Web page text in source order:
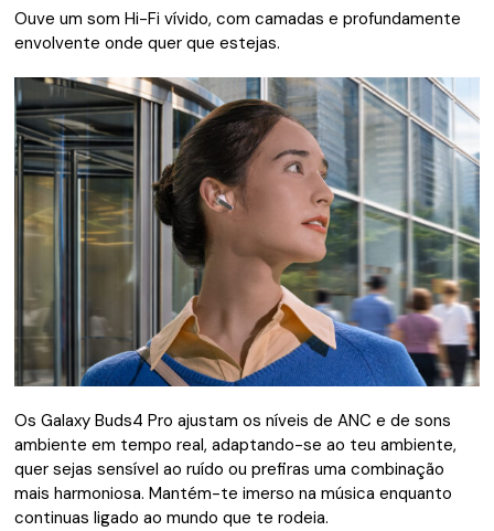
Ouve um som Hi-Fi vívido, com camadas e profundamente
envolvente onde quer que estejas.
Os Galaxy Buds4 Pro ajustam os níveis de ANC e de sons
ambiente em tempo real, adaptando-se ao teu ambiente,
quer sejas sensível ao ruído ou prefiras uma combinação
mais harmoniosa. Mantém-te imerso na música enquanto
continuas ligado ao mundo que te rodeia.